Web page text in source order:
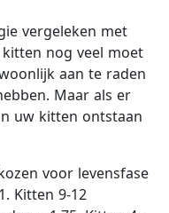
vergeleken met
nog veel moet
aan te raden
Maar als er
uw kitten ontstaan
voor levensfase
Kitten 9-12